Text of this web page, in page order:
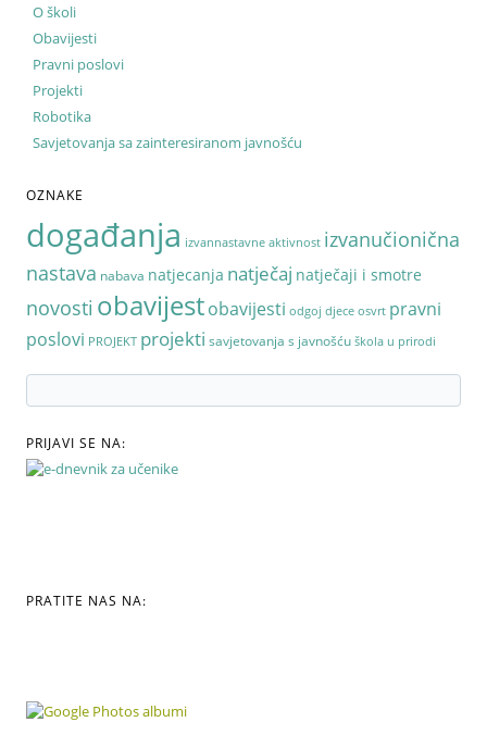
O školi
Obavijesti
Pravni poslovi
Projekti
Robotika
Savjetovanja sa zainteresiranom javnošću
OZNAKE
događanja izvannastavne aktivnost izvanučionična
nastava nabava natjecanja natječaj natječaji i smotre
novosti obavijestobavijesti odgoj djece osvrt pravni
poslovi PROJEKT projekti savjetovanja s javnošću škola u prirodi
PRIJAVI SE NA:
PRATITE NAS NA: